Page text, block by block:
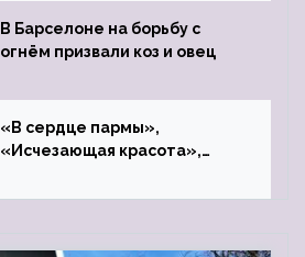
В Барселоне на борьбу с
огнём призвали коз и овец
«В сердце пармы»,
«Исчезающая красота»,